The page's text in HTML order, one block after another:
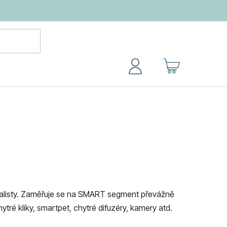
NÁKUPNÍ
Zaměřuje se na SMART segment převážně
kliky, smartpet, chytré difuzéry, kamery atd.